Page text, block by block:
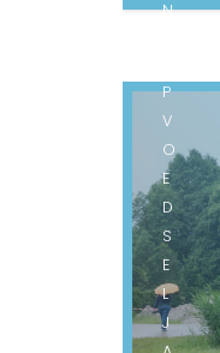
N
P
V
O
E
D
S
E
L
J